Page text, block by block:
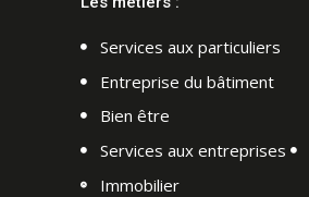
Services aux particuliers
Entreprise du bâtiment
Bien être
Services aux entreprises
Immobilier